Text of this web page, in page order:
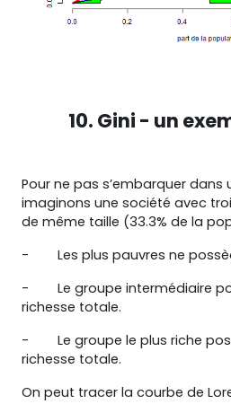
10. Gini - un
Pour ne pas s’embarquer
imaginons une société avec
de même taille (33.3% de la
- Les plus pauvres ne
- Le groupe intermédiaire
richesse totale.
- Le groupe le plus riche
richesse totale.
On peut tracer la courbe de